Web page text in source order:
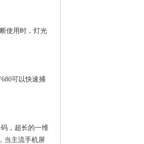
使用时，灯光
可以快速捕
，超长的一维
当主流手机屏